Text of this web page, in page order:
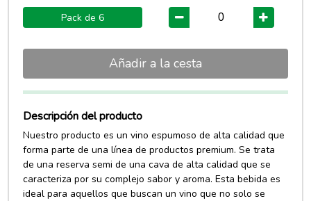
Pack de 6
Añadir a la cesta
Descripción del producto
Nuestro producto es un vino espumoso de alta calidad que
forma parte de una línea de productos premium. Se trata
de una reserva semi de una cava de alta calidad que se
caracteriza por su complejo sabor y aroma. Esta bebida es
ideal para aquellos que buscan un vino que no solo se